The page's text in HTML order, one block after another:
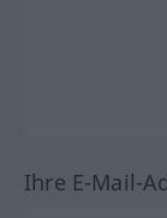
Ihre E-Mail-